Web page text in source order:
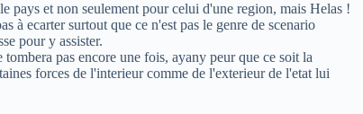
pays et non seulement pour celui d'une region, mais Helas !
à ecarter surtout que ce n'est pas le genre de scenario
pour y assister.
pas encore une fois, ayany peur que ce soit la
forces de l'interieur comme de l'exterieur de l'etat lui